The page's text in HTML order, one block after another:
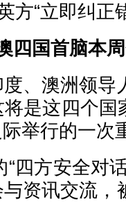
方“立即纠正
四国首脑本
、澳洲领导
是这四个国
举行的一次
四方安全对
资讯交流，